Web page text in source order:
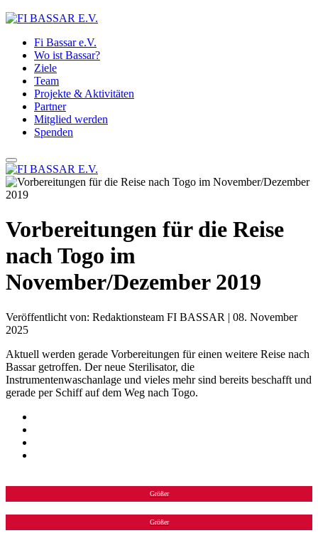
Fi Bassar e.V.
Wo ist Bassar?
Ziele
Team
Projekte & Aktivitäten
Partner
Mitglied werden
Spenden
Vorbereitungen für die Reise
nach Togo im
November/Dezember 2019
Veröffentlicht von: Redaktionsteam FI BASSAR | 08. November
2025
Aktuell werden gerade Vorbereitungen für einen weitere Reise nach
Bassar getroffen. Der neue Sterilisator, die
Instrumentenwaschanlage und vieles mehr sind bereits beschafft und
gerade per Schiff auf dem Weg nach Togo.
Größer
Größer